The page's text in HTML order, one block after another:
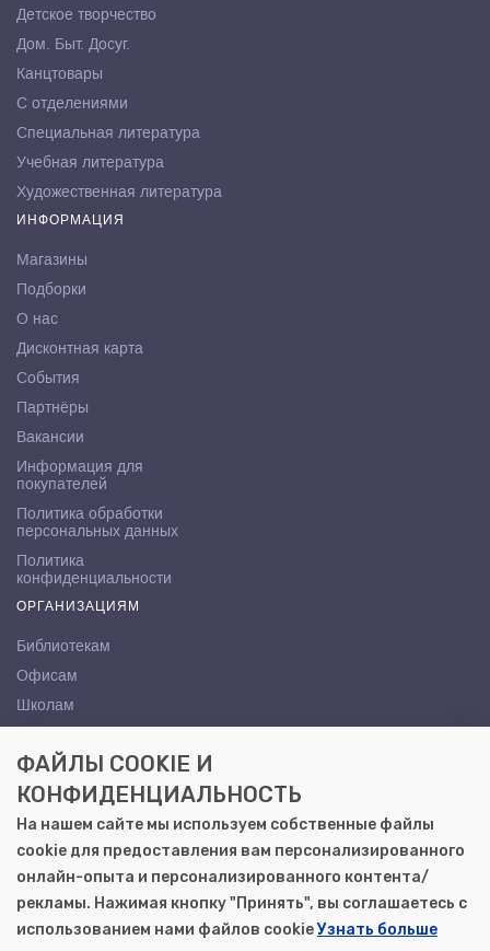
Детское творчество
Дом. Быт. Досуг.
Канцтовары
С отделениями
Специальная литература
Учебная литература
Художественная литература
ИНФОРМАЦИЯ
Магазины
Подборки
О нас
Дисконтная карта
События
Партнёры
Вакансии
Информация для
покупателей
Политика обработки
персональных данных
Политика
конфиденциальности
ОРГАНИЗАЦИЯМ
Библиотекам
Офисам
Школам
КОНТАКТЫ
Саратов, ул. Осипова, 10А
+7 (8452) 72-65-65
gemera@moya-kniga.ru
ФАЙЛЫ COOKIE И
КОНФИДЕНЦИАЛЬНОСТЬ
На нашем сайте мы используем собственные файлы
cookie для предоставления вам персонализированного
онлайн-опыта и персонализированного контента/
рекламы. Нажимая кнопку "Принять", вы соглашаетесь с
использованием нами файлов cookieУзнать больше